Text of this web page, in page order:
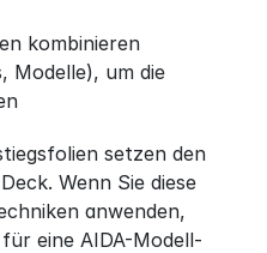
kombinieren
Modelle), um die
setzen den
Wenn Sie diese
anwenden,
eine AIDA-Modell-